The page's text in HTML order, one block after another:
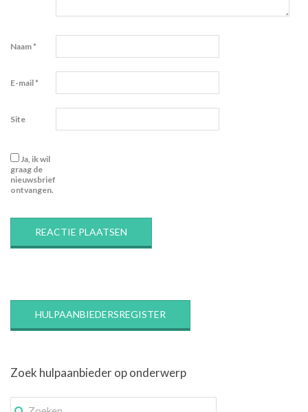
Naam*
E-mail*
Site
Ja, ik wil
graag de
nieuwsbrief
ontvangen.
HULPAANBIEDERSREGISTER
Zoek hulpaanbieder op onderwerp
Zoek